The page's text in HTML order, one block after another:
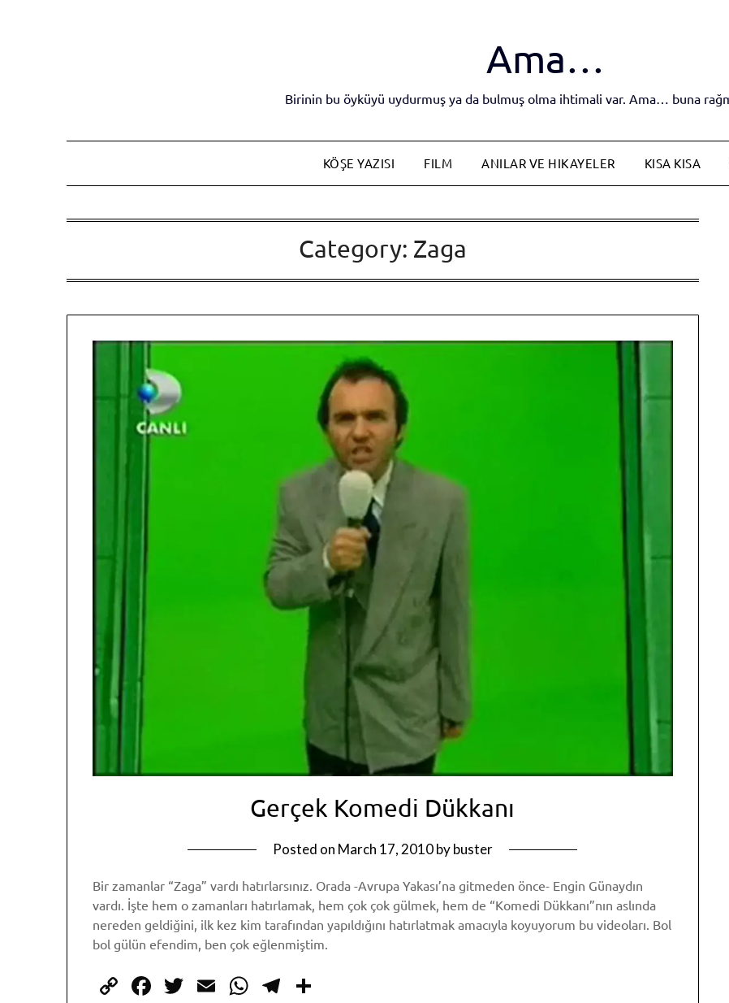
Ama…
Birinin bu öyküyü uydurmuş ya da bulmuş olma ihtimali var. Ama… buna
KÖŞE YAZISI FILM ANILAR VE HIKAYELER KISA KISA
Category: Zaga
Gerçek Komedi Dükkanı
Posted on March 17, 2010bybuster
Bir zamanlar “Zaga” vardı hatırlarsınız. Orada -Avrupa Yakası’na gitmeden önce- Engin Günaydın
vardı. İşte hem o zamanları hatırlamak, hem çok çok gülmek, hem de “Komedi Dükkanı”nın aslında
nereden geldiğini, ilk kez kim tarafından yapıldığını hatırlatmak amacıyla koyuyorum bu videoları. Bol
bol gülün efendim, ben çok eğlenmiştim.
CopyFacebook
Twitter
EmailWhatsApp
Telegram